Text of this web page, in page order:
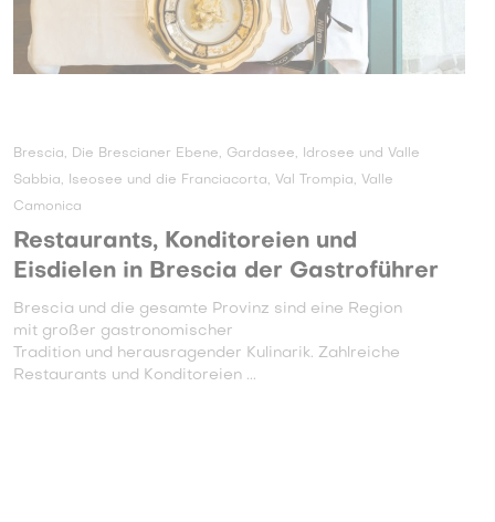
Brescia, Die Brescianer Ebene, Gardasee, Idrosee und Valle
Sabbia, Iseosee und die Franciacorta, Val Trompia, Valle
Camonica
Restaurants, Konditoreien und
Eisdielen in Brescia der Gastroführer
Brescia und die gesamte Provinz sind eine Region
mit großer gastronomischer
Tradition und herausragender Kulinarik. Zahlreiche
Restaurants und Konditoreien ...